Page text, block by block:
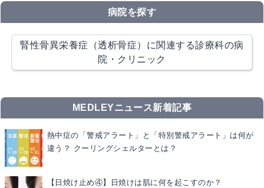
病院を探す
腎性骨異栄養症（透析骨症）に関連する診療科の病
院・クリニック
MEDLEYニュース新着記事
熱中症の「警戒アラート」と「特別警戒アラート」は何が
違う？ クーリングシェルターとは？
【日焼け止め④】日焼けは肌に何を起こすのか？